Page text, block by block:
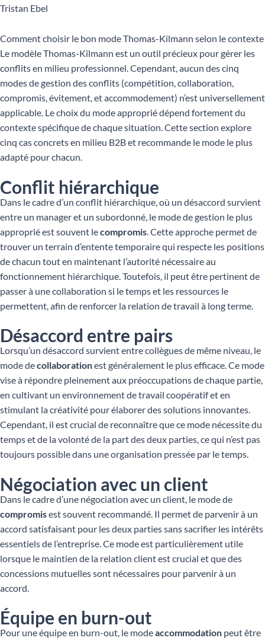
Tristan Ebel
Comment choisir le bon mode Thomas-Kilmann selon le contexte
Le modèle Thomas-Kilmann est un outil précieux pour gérer les
conflits en milieu professionnel. Cependant, aucun des cinq
modes de gestion des conflits (compétition, collaboration,
compromis, évitement, et accommodement) n’est universellement
applicable. Le choix du mode approprié dépend fortement du
contexte spécifique de chaque situation. Cette section explore
cinq cas concrets en milieu B2B et recommande le mode le plus
adapté pour chacun.
Conflit hiérarchique
Dans le cadre d’un conflit hiérarchique, où un désaccord survient
entre un manager et un subordonné, le mode de gestion le plus
approprié est souvent lecompromis . Cette approche permet de
trouver un terrain d’entente temporaire qui respecte les positions
de chacun tout en maintenant l’autorité nécessaire au
fonctionnement hiérarchique. Toutefois, il peut être pertinent de
passer à une collaboration si le temps et les ressources le
permettent, afin de renforcer la relation de travail à long terme.
Désaccord entre pairs
Lorsqu’un désaccord survient entre collègues de même niveau, le
mode decollaborationest généralement le plus efficace. Ce mode
vise à répondre pleinement aux préoccupations de chaque partie,
en cultivant un environnement de travail coopératif et en
stimulant la créativité pour élaborer des solutions innovantes.
Cependant, il est crucial de reconnaître que ce mode nécessite du
temps et de la volonté de la part des deux parties, ce qui n’est pas
toujours possible dans une organisation pressée par le temps.
Négociation avec un client
Dans le cadre d’une négociation avec un client, le mode de
compromisest souvent recommandé. Il permet de parvenir à un
accord satisfaisant pour les deux parties sans sacrifier les intérêts
essentiels de l’entreprise. Ce mode est particulièrement utile
lorsque le maintien de la relation client est crucial et que des
concessions mutuelles sont nécessaires pour parvenir à un
accord.
Équipe en burn-out
Pour une équipe en burn-out, le modeaccommodation peut être